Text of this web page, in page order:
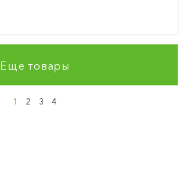
Еще товары
1 2 3 4